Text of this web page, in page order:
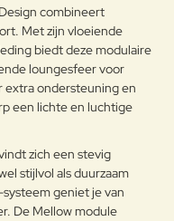
vertaald!
combineert
Met zijn vloeiende
biedt deze modulaire
loungesfeer voor
extra ondersteuning en
een lichte en luchtige
zich een stevig
stijlvol als duurzaam
geniet je van
De Mellow module